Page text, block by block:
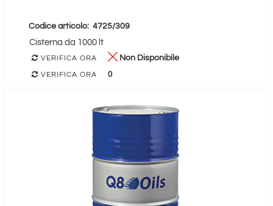
Codice articolo: 4725/309
Cisterna da 1000 lt
VERIFICA ORA Non Disponibile
VERIFICA ORA 0